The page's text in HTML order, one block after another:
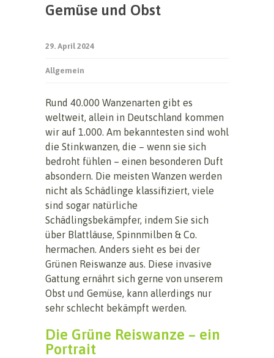
Gemüse und Obst
29. April 2024
Allgemein
Rund 40.000 Wanzenarten gibt es
weltweit, allein in Deutschland kommen
wir auf 1.000. Am bekanntesten sind wohl
die Stinkwanzen, die – wenn sie sich
bedroht fühlen – einen besonderen Duft
absondern. Die meisten Wanzen werden
nicht als Schädlinge klassifiziert, viele
sind sogar natürliche
Schädlingsbekämpfer, indem Sie sich
über Blattläuse, Spinnmilben & Co.
hermachen. Anders sieht es bei der
Grünen Reiswanze aus. Diese invasive
Gattung ernährt sich gerne von unserem
Obst und Gemüse, kann allerdings nur
sehr schlecht bekämpft werden.
Die Grüne Reiswanze – ein
Portrait